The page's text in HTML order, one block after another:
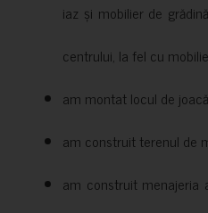
iaz și mobilier de
centrului, la fel cu
am montat locul de
am construit terenul de
am construit menajeria